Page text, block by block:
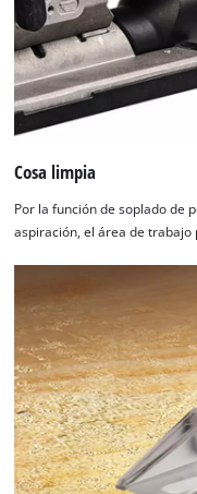
Cosa limpia
Por la función de soplado de
aspiración, el área de